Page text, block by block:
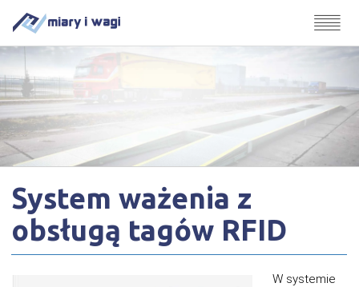
System ważenia z
obsługą tagów RFID
W systemie